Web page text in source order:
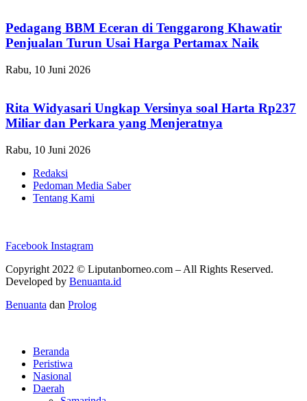
Pedagang BBM Eceran di Tenggarong Khawatir
Penjualan Turun Usai Harga Pertamax Naik
Rabu, 10 Juni 2026
Rita Widyasari Ungkap Versinya soal Harta Rp237
Miliar dan Perkara yang Menjeratnya
Rabu, 10 Juni 2026
Redaksi
Pedoman Media Saber
Tentang Kami
Facebook Instagram
Copyright 2022 © Liputanborneo.com – All Rights Reserved.
Developed by Benuanta.id
Benuanta dan Prolog
Beranda
Peristiwa
Nasional
Daerah